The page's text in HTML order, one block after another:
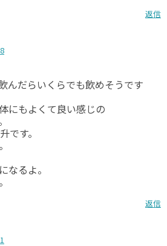
返信
んだらいくらでも飲めそうです
にもよくて良い感じの
です。
なるよ。
返信